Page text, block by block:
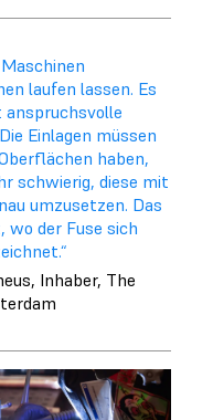
Maschinen
laufen lassen. Es
Einlagen müssen
haben,
schwierig, diese mit
umzusetzen. Das
wo der Fuse sich
Inhaber, The